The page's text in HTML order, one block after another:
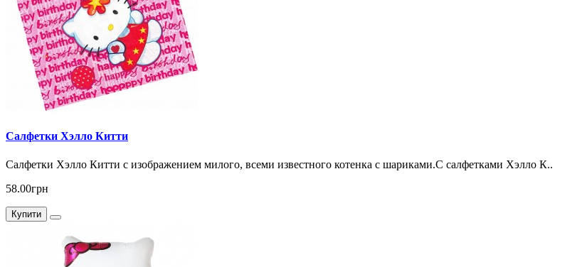
Салфетки Хэлло Китти
Салфетки Хэлло Китти с изображением милого, всеми известного котенка с шариками.С салфетками Хэлло К..
58.00грн
Купити